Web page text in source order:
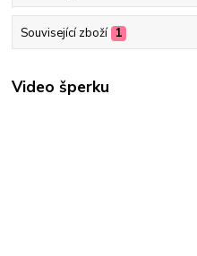
Související zboží 1
Video šperku